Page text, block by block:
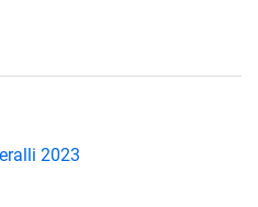
2023